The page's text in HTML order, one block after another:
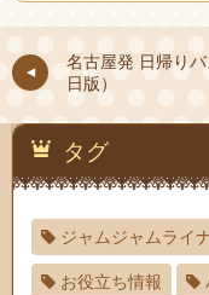
名古屋発 日帰り
日版）
タグ
ジャムジャムライ
お役立ち情報